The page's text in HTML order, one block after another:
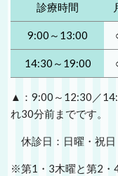
診療時間
9:00～13:00
14:30～19:00
▲：9:00～12:30／
れ30分前までです。
休診日：日曜・祝日
※第1・3木曜と第2・